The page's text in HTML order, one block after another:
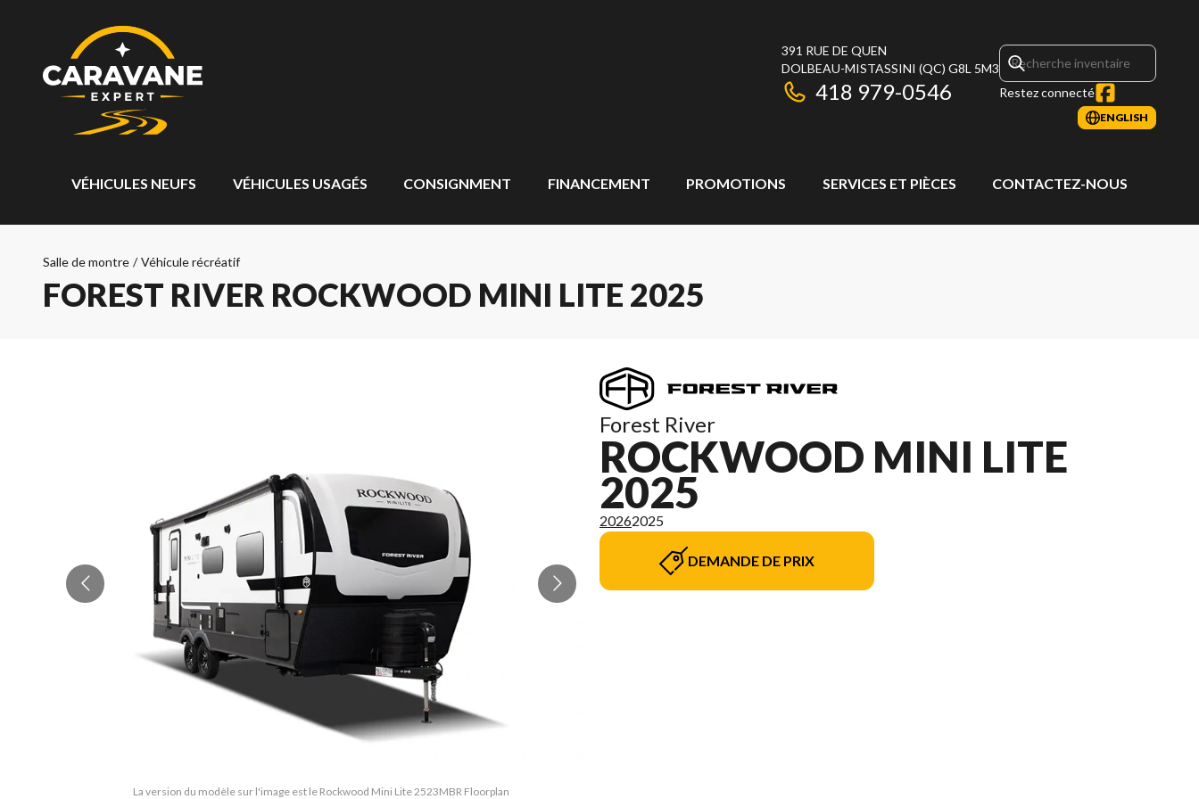
391 RUE DE QUEN
DOLBEAU-MISTASSINI (QC) G8L 5M3
418 979-0546 Restez connecté
ENGLISH
VÉHICULES NEUFS VÉHICULES USAGÉS CONSIGNMENT FINANCEMENT PROMOTIONS SERVICES ET PIÈCES CONTACTEZ-NOUS
Salle de montre / Véhicule récréatif
FOREST RIVER ROCKWOOD MINI LITE 2025
La version du modèle sur l'image est le Rockwood Mini Lite 2523MBR Floorplan
Forest River
ROCKWOOD MINI LITE
2025
20262025
DEMANDE DE PRIX